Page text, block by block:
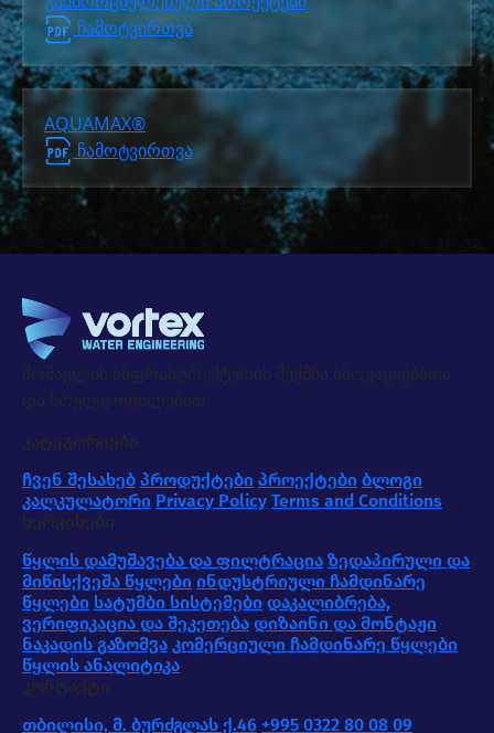
ჩამოტვირთვა
AQUAMAX®
ჩამოტვირთვა
მომავლის ინფრასტრუქტურის შექმნა ინოვაციებითა
და სრულყოფილებით.
კატეგორიები
ჩვენ შესახებ პროდუქტები პროექტები ბლოგი
კალკულატორი Privacy Policy Terms and Conditions
სერვისები
წყლის დამუშავება და ფილტრაცია ზედაპირული და
მიწისქვეშა წყლები ინდუსტრიული ჩამდინარე
წყლები სატუმბი სისტემები დაკალიბრება,
ვერიფიკაცია და შეკეთება დიზაინი და მონტაჟი
ნაკადის გაზომვა კომერციული ჩამდინარე წყლები
წყლის ანალიტიკა
კონტაქტი
თბილისი, მ. ბურძგლას ქ.46 +995 0322 80 08 09